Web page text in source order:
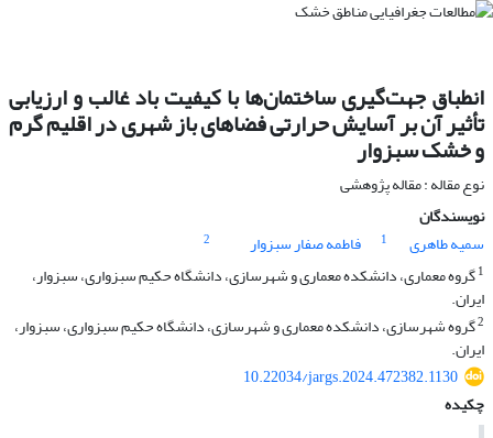
انطباق جهت‌گیری ساختمان‌ها با کیفیت باد غالب و ارزیابی
تأثیر آن بر آسایش حرارتی فضاهای باز شهری در اقلیم گرم
و خشک سبزوار
نوع مقاله : مقاله پژوهشی
نویسندگان
سمیه طاهری
1 فاطمه صفار سبزوار
2
1گروه معماری، دانشکده معماری و شهرسازی، دانشگاه حکیم سبزواری، سبزوار،
ایران.
2گروه شهرسازی، دانشکده معماری و شهرسازی، دانشگاه حکیم سبزواری، سبزوار،
ایران.
10.22034/jargs.2024.472382.1130
چکیده